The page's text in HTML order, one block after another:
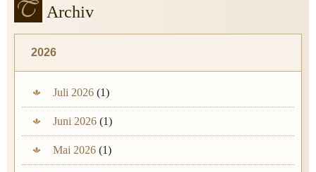
Archiv
2026
Juli 2026 (1)
Juni 2026 (1)
Mai 2026 (1)